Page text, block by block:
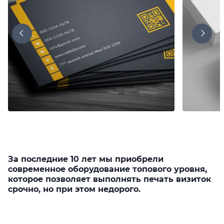
За последние 10 лет мы приобрели
современное оборудование топового уровня,
которое позволяет выполнять печать визиток
срочно, но при этом недорого.